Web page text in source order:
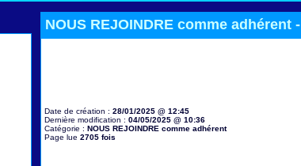
NOUS REJOINDRE comme adhérent -
Date de création : 28/01/2025 @ 12:45
Dernière modification : 04/05/2025 @ 10:36
Catégorie : NOUS REJOINDRE comme adhérent
Page lue 2705 fois